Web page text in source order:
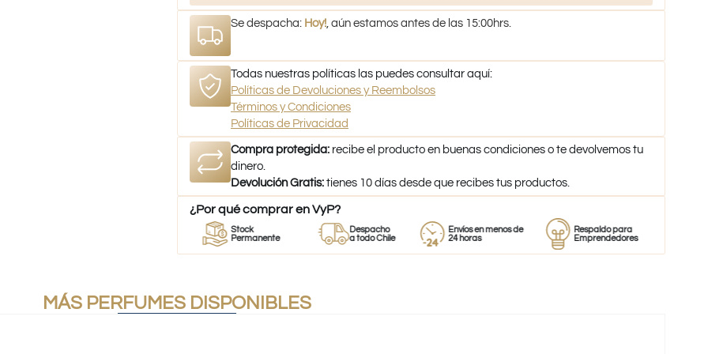
Se despacha: Hoy!, aún estamos antes de las 15:00hrs.
Todas nuestras políticas las puedes consultar aquí:
Políticas de Devoluciones y Reembolsos
Términos y Condiciones
Políticas de Privacidad
Compra protegida: recibe el producto en buenas condiciones o te devolvemos tu
dinero.
Devolución Gratis: tienes 10 días desde que recibes tus productos.
¿Por qué comprar en VyP?
Stock
Permanente
Despacho
a todo Chile
Envíos en menos de
24 horas
Respaldo para
Emprendedores
MÁS PERFUMES DISPONIBLES